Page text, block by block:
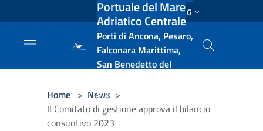
Salta al contenuto principale ENG
Portuale del Mare
Adriatico Centrale
Porti di Ancona, Pesaro,
Falconara Marittima,
San Benedetto del
e Vasto
Home > News >
Il Comitato di gestione approva il bilancio
consuntivo 2023